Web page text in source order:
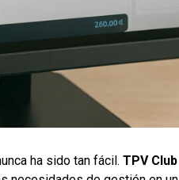
ha sido tan fácil. TPV Club